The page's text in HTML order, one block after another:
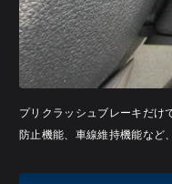
プリクラッシュブレーキだけ
防止機能、車線維持機能など